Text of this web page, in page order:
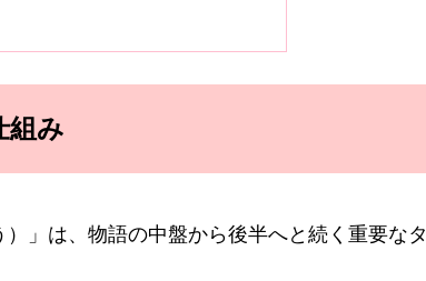
組み
」は、物語の中盤から後半へと続く重要なタ